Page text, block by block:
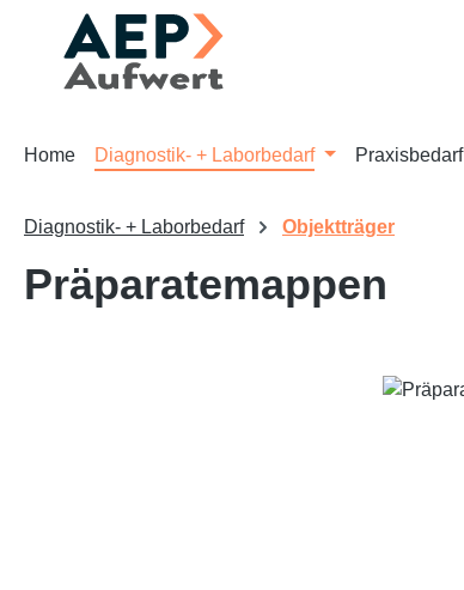
Hauptinhalt springen
Zur Suche springen
Zur Hauptnavigation springen
Home Diagnostik- + Laborbedarf Praxisbedarf
Diagnostik- + Laborbedarf Objektträger
Präparatemappen